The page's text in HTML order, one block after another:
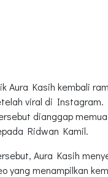
Aura Kasih kembali
viral di
dianggap
Ridwan Kamil.
Aura Kasih
yang menampilkan